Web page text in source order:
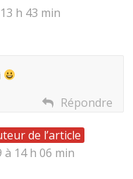
h 43 min
Répondre
de l’article
à 14 h 06 min